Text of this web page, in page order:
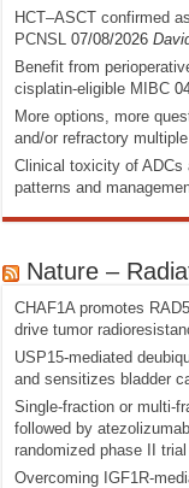
HCT–ASCT confirmed
PCNSL
07/08/2026
Benefit from
cisplatin-eligible MIBC
More options, more
and/or refractory
Clinical toxicity of ADCs
patterns and
Nature –
CHAF1A promotes
drive tumor
USP15-mediated
and sensitizes bladder
Single-fraction or multi-
followed by
randomized phase II trial
Overcoming IGF1R-